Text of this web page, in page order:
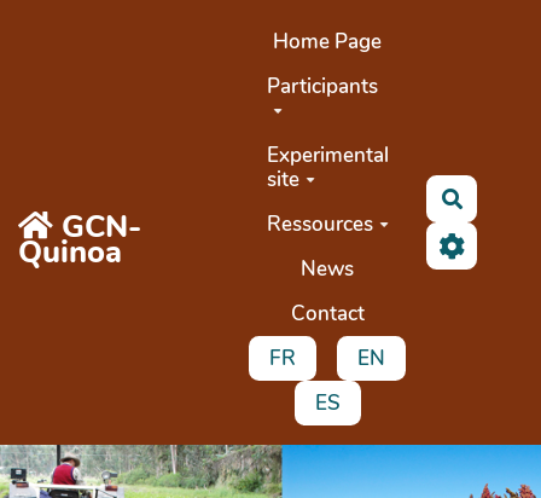
GCN-
Quinoa
Home Page
Participants
Experimental
site
Ressources
News
Contact
FR
EN
ES